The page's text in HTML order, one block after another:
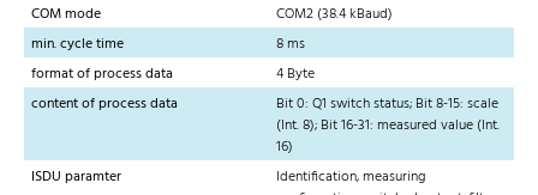
COM mode
COM2 (38.4 kBaud)
min. cycle time
8 ms
format of process data
4 Byte
content of process data
Bit 0: Q1 switch status; Bit 8-15: scale
(Int. 8); Bit 16-31: measured value (Int.
16)
ISDU paramter
Identification, measuring